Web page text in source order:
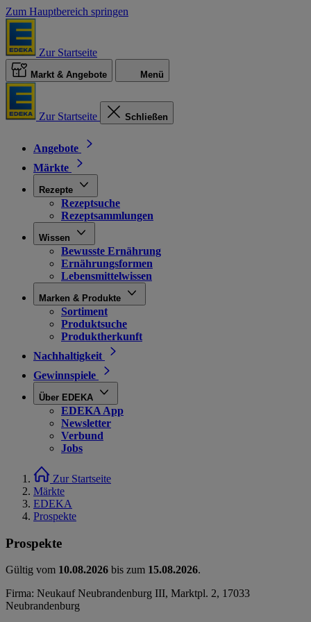
Zum Hauptbereich springen
Zur Startseite
Markt & Angebote Menü
Zur Startseite Schließen
Angebote
Märkte
Rezepte
Rezeptsuche
Rezeptsammlungen
Wissen
Bewusste Ernährung
Ernährungsformen
Lebensmittelwissen
Marken & Produkte
Sortiment
Produktsuche
Produktherkunft
Nachhaltigkeit
Gewinnspiele
Über EDEKA
EDEKA App
Newsletter
Verbund
Jobs
Zur Startseite
Märkte
EDEKA
Prospekte
Prospekte
Gültig vom 10.08.2026 bis zum 15.08.2026.
Firma: Neukauf Neubrandenburg III, Marktpl. 2, 17033
Neubrandenburg